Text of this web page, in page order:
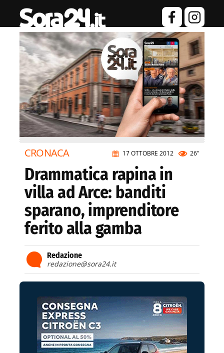
17 OTTOBRE 2012 26"
CRONACA
Drammatica rapina in
villa ad Arce: banditi
sparano, imprenditore
ferito alla gamba
Redazione
redazione@sora24.it